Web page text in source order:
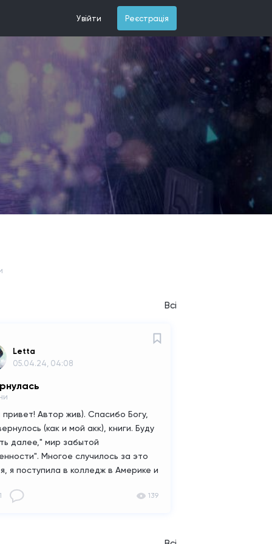
Увійти Реєстрація
Всі
Letta
05.04.24, 04:08
Автор жив). Спасибо Богу,
(как и мой акк), книги. Буду
далее," мир забытой
Многое случилось за это
я поступила в колледж в Америке и
книгу далее?
1 139